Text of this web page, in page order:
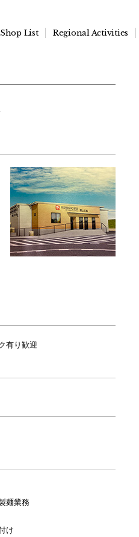
Shop List Regional Activities
有り歓迎
麺業務
け